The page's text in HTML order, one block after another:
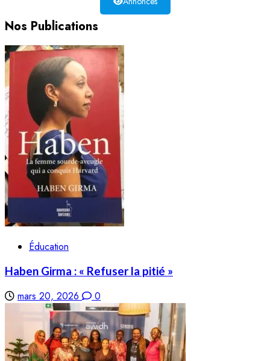
Nos Publications
Éducation
Haben Girma : « Refuser la pitié »
mars 20, 2026 0